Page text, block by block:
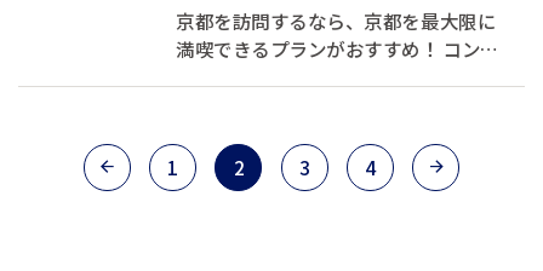
京都を訪問するなら、京都を最大限に
満喫できるプランがおすすめ！ コンフ
1
2 3 4